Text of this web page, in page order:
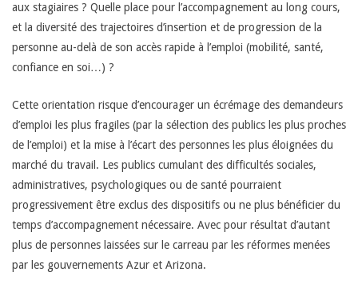
aux stagiaires ? Quelle place pour l’accompagnement au long cours,
et la diversité des trajectoires d’insertion et de progression de la
personne au-delà de son accès rapide à l’emploi (mobilité, santé,
confiance en soi…) ?
Cette orientation risque d’encourager un écrémage des demandeurs
d’emploi les plus fragiles (par la sélection des publics les plus proches
de l’emploi) et la mise à l’écart des personnes les plus éloignées du
marché du travail. Les publics cumulant des difficultés sociales,
administratives, psychologiques ou de santé pourraient
progressivement être exclus des dispositifs ou ne plus bénéficier du
temps d’accompagnement nécessaire. Avec pour résultat d’autant
plus de personnes laissées sur le carreau par les réformes menées
par les gouvernements Azur et Arizona.